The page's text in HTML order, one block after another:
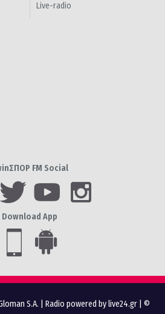
Live-radio
FM Social
Download App
S.A. Radio powered by live24.gr | ©